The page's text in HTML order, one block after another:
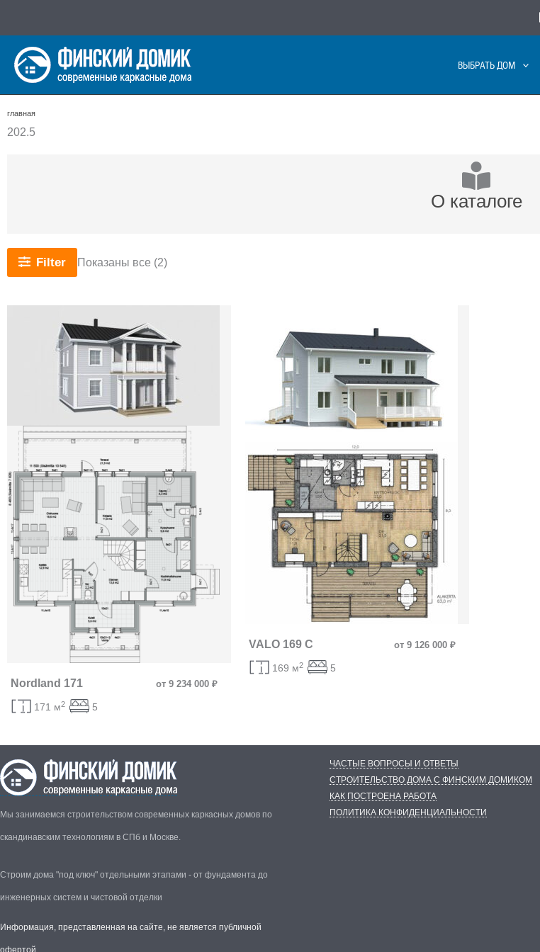
к
содержимому
ВЫБРАТЬ ДОМ
главная
202.5
О каталоге
Filter Показаны все (2)
недавние
Nordland 171 от 9 234 000 ₽
171 м2 5
VALO 169 C от 9 126 000 ₽
169 м2 5
Мы занимаемся строительством современных каркасных домов по
скандинавским технологиям в СПб и Москве.
Строим дома "под ключ" отдельными этапами - от фундамента до
инженерных систем и чистовой отделки
Информация, представленная на сайте, не является публичной
ЧАСТЫЕ ВОПРОСЫ И ОТВЕТЫ
СТРОИТЕЛЬСТВО ДОМА С ФИНСКИМ ДОМИКОМ
КАК ПОСТРОЕНА РАБОТА
ПОЛИТИКА КОНФИДЕНЦИАЛЬНОСТИ